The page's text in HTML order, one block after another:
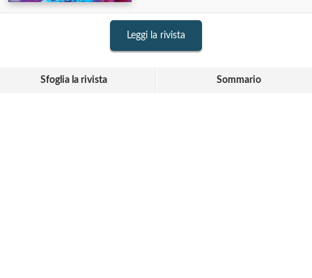
Leggi la rivista
Sfoglia la rivista Sommario